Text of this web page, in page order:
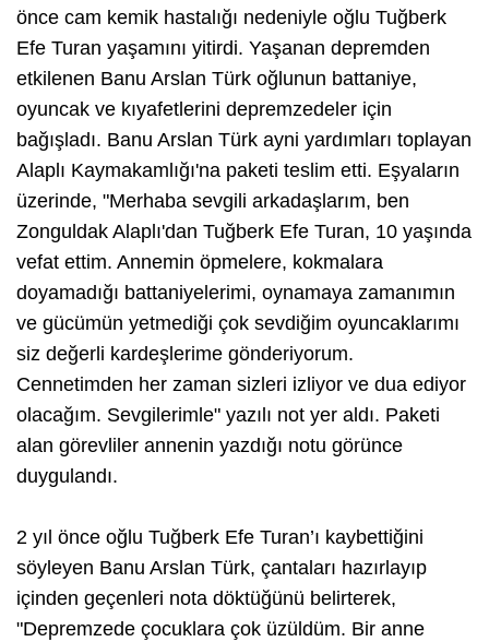
önce cam kemik hastalığı nedeniyle oğlu Tuğberk
Efe Turan yaşamını yitirdi. Yaşanan depremden
etkilenen Banu Arslan Türk oğlunun battaniye,
oyuncak ve kıyafetlerini depremzedeler için
bağışladı. Banu Arslan Türk ayni yardımları toplayan
Alaplı Kaymakamlığı'na paketi teslim etti. Eşyaların
üzerinde, "Merhaba sevgili arkadaşlarım, ben
Zonguldak Alaplı'dan Tuğberk Efe Turan, 10 yaşında
vefat ettim. Annemin öpmelere, kokmalara
doyamadığı battaniyelerimi, oynamaya zamanımın
ve gücümün yetmediği çok sevdiğim oyuncaklarımı
siz değerli kardeşlerime gönderiyorum.
Cennetimden her zaman sizleri izliyor ve dua ediyor
olacağım. Sevgilerimle" yazılı not yer aldı. Paketi
alan görevliler annenin yazdığı notu görünce
duygulandı.
2 yıl önce oğlu Tuğberk Efe Turan’ı kaybettiğini
söyleyen Banu Arslan Türk, çantaları hazırlayıp
içinden geçenleri nota döktüğünü belirterek,
"Depremzede çocuklara çok üzüldüm. Bir anne